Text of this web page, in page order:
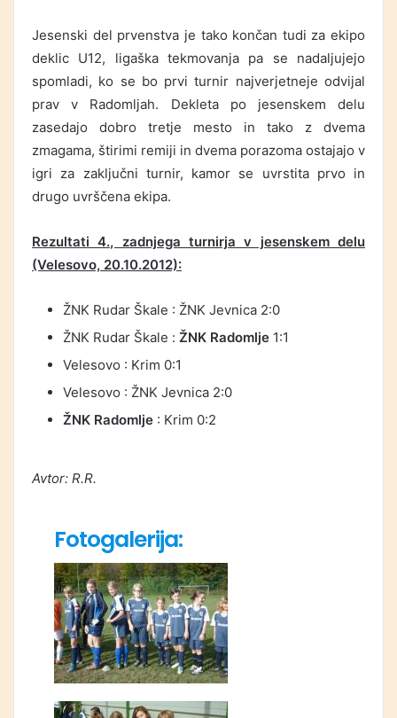
Jesenski del prvenstva je tako končan tudi za ekipo
deklic U12, ligaška tekmovanja pa se nadaljujejo
spomladi, ko se bo prvi turnir najverjetneje odvijal
prav v Radomljah. Dekleta po jesenskem delu
zasedajo dobro tretje mesto in tako z dvema
zmagama, štirimi remiji in dvema porazoma ostajajo v
igri za zaključni turnir, kamor se uvrstita prvo in
drugo uvrščena ekipa.
Rezultati 4., zadnjega turnirja v jesenskem delu
(Velesovo, 20.10.2012):
ŽNK Rudar Škale : ŽNK Jevnica 2:0
ŽNK Rudar Škale : ŽNK Radomlje 1:1
Velesovo : Krim 0:1
Velesovo : ŽNK Jevnica 2:0
ŽNK Radomlje : Krim 0:2
Avtor: R.R.
Fotogalerija: